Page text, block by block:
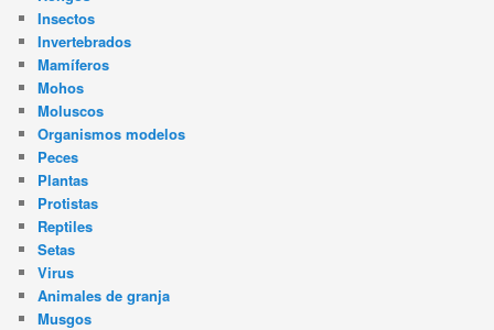
Insectos
Invertebrados
Mamíferos
Mohos
Moluscos
Organismos modelos
Peces
Plantas
Protistas
Reptiles
Setas
Virus
Animales de granja
Musgos